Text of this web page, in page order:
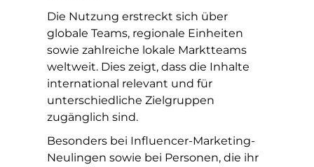
Die Nutzung erstreckt sich über
globale Teams, regionale Einheiten
sowie zahlreiche lokale Marktteams
weltweit. Dies zeigt, dass die Inhalte
international relevant und für
unterschiedliche Zielgruppen
zugänglich sind.
Besonders bei Influencer-Marketing-
Neulingen sowie bei Personen, die ihr